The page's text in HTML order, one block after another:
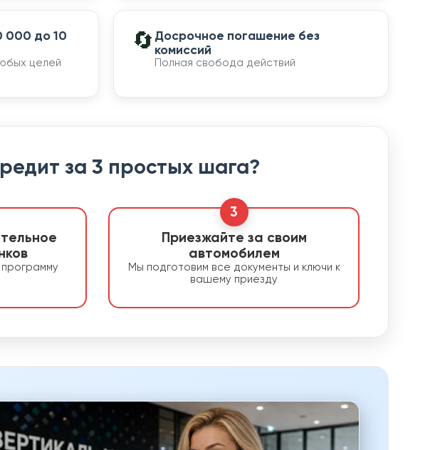
000 до 10
целей
🔄 Досрочное погашение без
комиссий
Полная свобода действий
за 3 простых шага?
3
Приезжайте за своим
автомобилем
Мы подготовим все документы и ключи к
вашему приезду